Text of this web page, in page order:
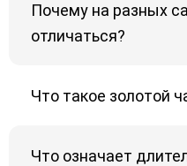
Почему на разных
отличаться?
Что такое золотой
Что означает